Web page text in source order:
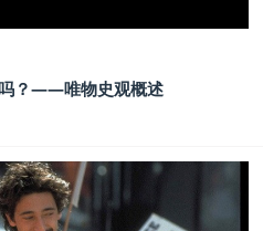
？——唯物史观概述